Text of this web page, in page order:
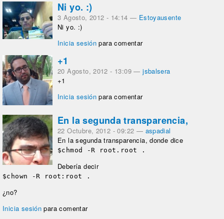
Ni yo. :)
3 Agosto, 2012 - 14:14 — Estoyausente
Ni yo. :)
Inicia sesión para comentar
+1
20 Agosto, 2012 - 13:09—jsbalsera
+1
Inicia sesión para comentar
En la segunda transparencia,
22 Octubre, 2012 - 09:22 — aspadial
En la segunda transparencia, donde dice
$chmod -R root.root .
Debería decir
$chown -R root:root .
¿no?
Inicia sesión para comentar